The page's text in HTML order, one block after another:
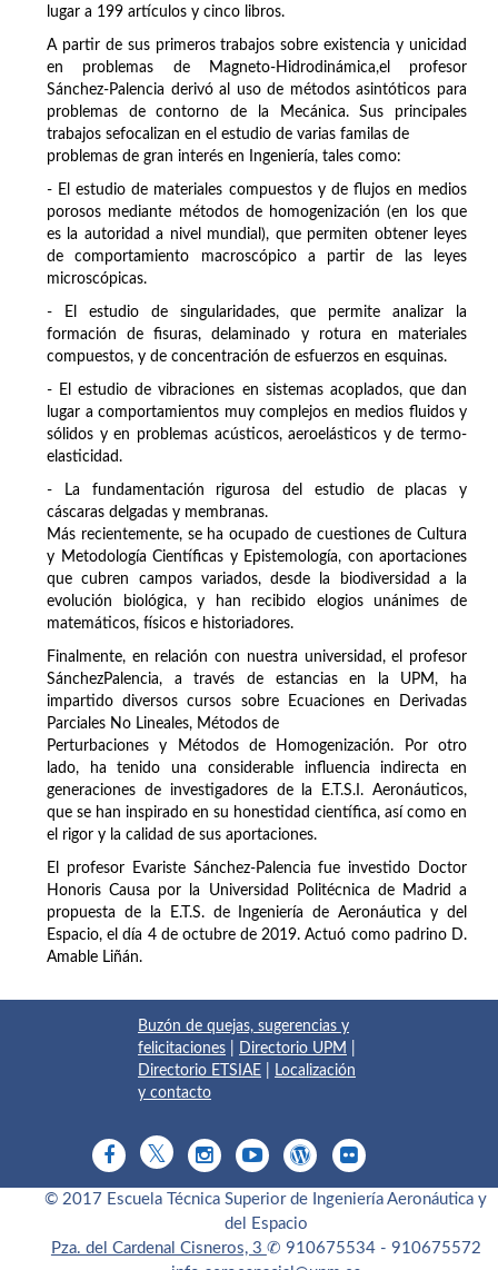
lugar a 199 artículos y cinco libros.
A partir de sus primeros trabajos sobre existencia y unicidad
en problemas de Magneto-Hidrodinámica,el profesor
Sánchez-Palencia derivó al uso de métodos asintóticos para
problemas de contorno de la Mecánica. Sus principales
trabajos sefocalizan en el estudio de varias familas de
problemas de gran interés en Ingeniería, tales como:
- El estudio de materiales compuestos y de flujos en medios
porosos mediante métodos de homogenización (en los que
es la autoridad a nivel mundial), que permiten obtener leyes
de comportamiento macroscópico a partir de las leyes
microscópicas.
- El estudio de singularidades, que permite analizar la
formación de fisuras, delaminado y rotura en materiales
compuestos, y de concentración de esfuerzos en esquinas.
- El estudio de vibraciones en sistemas acoplados, que dan
lugar a comportamientos muy complejos en medios fluidos y
sólidos y en problemas acústicos, aeroelásticos y de termo-
elasticidad.
- La fundamentación rigurosa del estudio de placas y
cáscaras delgadas y membranas.
Más recientemente, se ha ocupado de cuestiones de Cultura
y Metodología Científicas y Epistemología, con aportaciones
que cubren campos variados, desde la biodiversidad a la
evolución biológica, y han recibido elogios unánimes de
matemáticos, físicos e historiadores.
Finalmente, en relación con nuestra universidad, el profesor
SánchezPalencia, a través de estancias en la UPM, ha
impartido diversos cursos sobre Ecuaciones en Derivadas
Parciales No Lineales, Métodos de
Perturbaciones y Métodos de Homogenización. Por otro
lado, ha tenido una considerable influencia indirecta en
generaciones de investigadores de la E.T.S.I. Aeronáuticos,
que se han inspirado en su honestidad científica, así como en
el rigor y la calidad de sus aportaciones.
El profesor Evariste Sánchez-Palencia fue investido Doctor
Honoris Causa por la Universidad Politécnica de Madrid a
propuesta de la E.T.S. de Ingeniería de Aeronáutica y del
Espacio, el día 4 de octubre de 2019. Actuó como padrino D.
Amable Liñán.
Buzón de quejas, sugerencias y
felicitaciones
Directorio UPM
Directorio ETSIAE
Localización
y contacto
© 2017 Escuela Técnica Superior de Ingeniería Aeronáutica y
del Espacio
Pza. del Cardenal Cisneros, 3 ✆ 910675534 - 910675572